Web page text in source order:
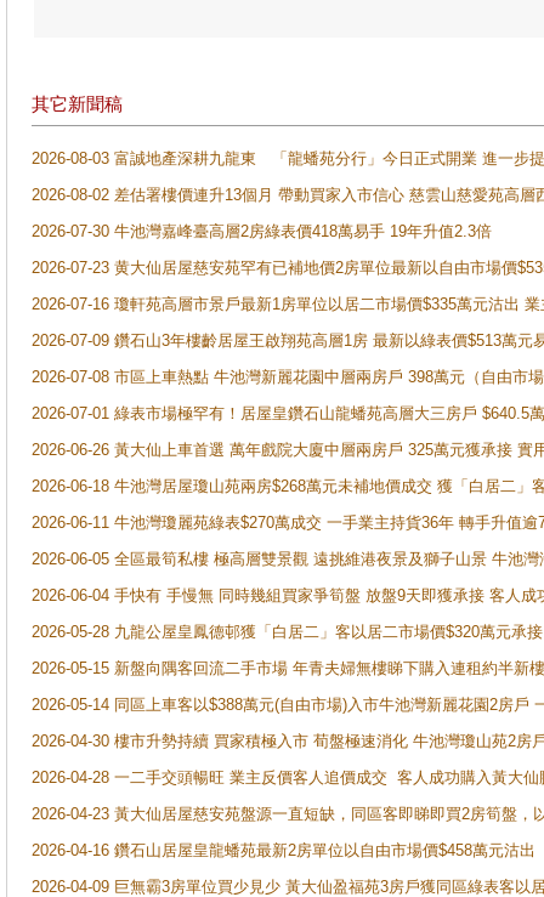
其它新聞稿
2026-08-03 富誠地產深耕九龍東 「龍蟠苑分行」今日正式開業 進一步
2026-08-02 差估署樓價連升13個月 帶動買家入市信心 慈雲山慈愛苑高層
2026-07-30 牛池灣嘉峰臺高層2房綠表價418萬易手 19年升值2.3倍
2026-07-23 黄大仙居屋慈安苑罕有已補地價2房單位最新以自由市場價
2026-07-16 瓊軒苑高層市景戶最新1房單位以居二市場價$335萬元沽出
2026-07-09 鑽石山3年樓齡居屋王啟翔苑高層1房 最新以綠表價$513萬元
2026-07-08 市區上車熱點 牛池灣新麗花園中層兩房戶 398萬元（自由市
2026-07-01 綠表市場極罕有！居屋皇鑽石山龍蟠苑高層大三房戶
2026-06-26 黃大仙上車首選 萬年戲院大廈中層兩房戶 325萬元獲承接 實
2026-06-18 牛池灣居屋瓊山苑兩房$268萬元未補地價成交 獲「白居二」
2026-06-11 牛池灣瓊麗苑綠表$270萬成交 一手業主持貨36年 轉手升值逾
2026-06-05 全區最筍私樓 極高層雙景觀 遠挑維港夜景及獅子山景 牛池
2026-06-04 手快有 手慢無 同時幾組買家爭筍盤 放盤9天即獲承接 客人
2026-05-28 九龍公屋皇鳳德邨獲「白居二」客以居二市場價$320萬元承接
2026-05-15 新盤向隅客回流二手市場 年青夫婦無樓睇下購入連租約半新
2026-05-14 同區上車客以$388萬元(自由市場)入市牛池灣新麗花園2房戶
2026-04-30 樓市升勢持續 買家積極入市 荀盤極速消化 牛池灣瓊山苑2房
2026-04-28 一二手交頭暢旺 業主反價客人追價成交 客人成功購入黃大
2026-04-23 黃大仙居屋慈安苑盤源一直短缺，同區客即睇即買2房筍盤，
2026-04-16 鑽石山居屋皇龍蟠苑最新2房單位以自由市場價$458萬元沽出
2026-04-09 巨無霸3房單位買少見少 黃大仙盈福苑3房戶獲同區綠表客以